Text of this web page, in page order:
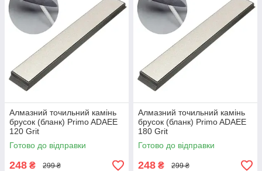
Алмазний точильний камінь
брусок (бланк) Primo ADAEE
120 Grit
Готово до відправки
248 ₴ 299 ₴
Алмазний точильний камінь
брусок (бланк) Primo ADAEE
180 Grit
Готово до відправки
248 ₴ 299 ₴